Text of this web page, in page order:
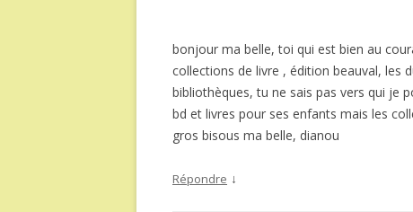
bonjour ma belle, toi qui est bien au
collections de livre , édition beauval, les
bibliothèques, tu ne sais pas vers qui je
bd et livres pour ses enfants mais les
gros bisous ma belle, dianou
Répondre ↓